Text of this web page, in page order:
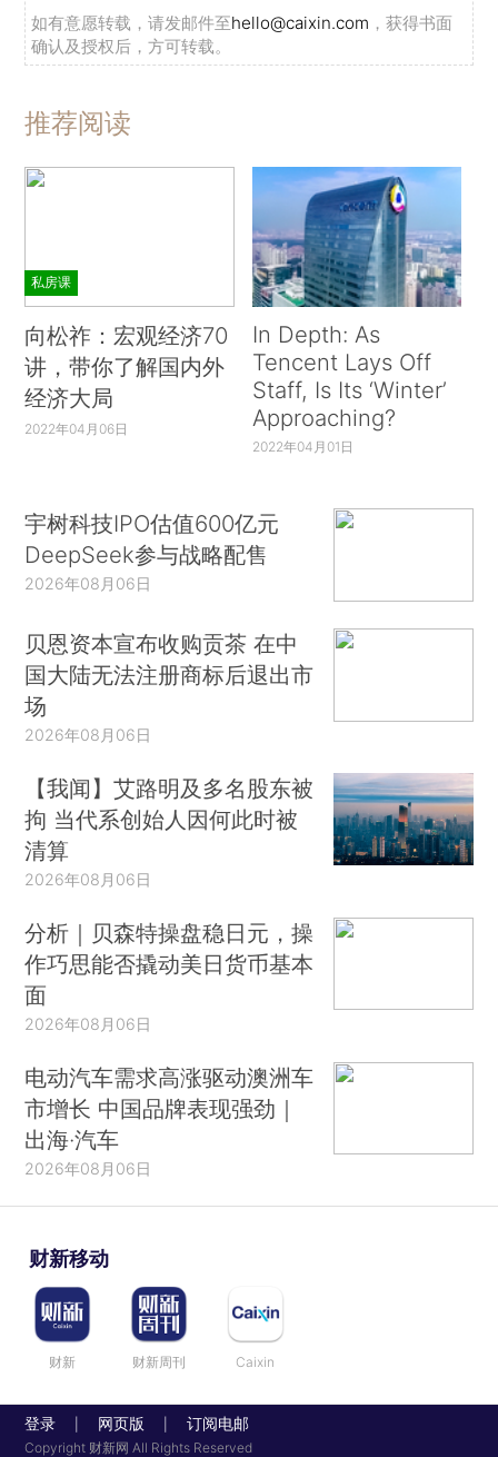
如有意愿转载，请发邮件至hello@caixin.com ，获得书面
确认及授权后，方可转载。
推荐阅读
私房课
向松祚：宏观经济70
讲，带你了解国内外
经济大局
2022年04月06日
In Depth: As
Tencent Lays Off
Staff, Is Its ‘Winter’
Approaching?
2022年04月01日
宇树科技IPO估值600亿元
DeepSeek参与战略配售
2026年08月06日
贝恩资本宣布收购贡茶 在中
国大陆无法注册商标后退出市
场
2026年08月06日
【我闻】艾路明及多名股东被
拘 当代系创始人因何此时被
清算
2026年08月06日
分析｜贝森特操盘稳日元，操
作巧思能否撬动美日货币基本
面
2026年08月06日
电动汽车需求高涨驱动澳洲车
市增长 中国品牌表现强劲｜
出海·汽车
2026年08月06日
财新移动
财新 财新周刊 Caixin
登录 网页版 订阅电邮
Copyright 财新网 All Rights Reserved